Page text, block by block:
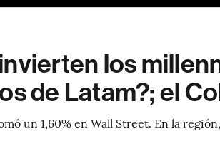
los
de Latam?; el
un 1,60% en Wall Street. En la